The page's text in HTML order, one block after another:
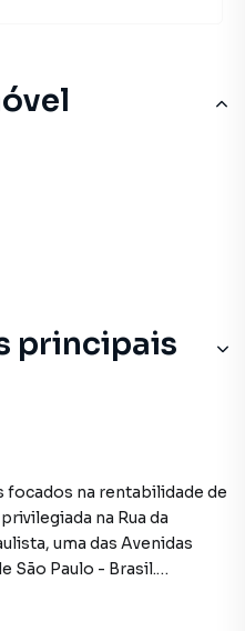
principais
focados na rentabilidade de
na Rua da
uma das Avenidas
São Paulo - Brasil.